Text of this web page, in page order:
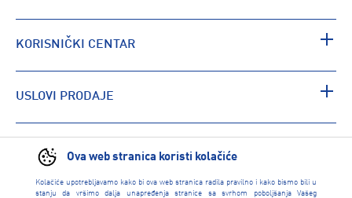
Ova web stranica koristi kolačiće
Kolačiće upotrebljavamo kako bi ova web stranica radila pravilno i kako bismo bili u
stanju da vršimo dalja unapređenja stranice sa svrhom poboljšanja Vašeg
KORISNIČKI CENTAR
USLOVI PRODAJE
PRONAĐI RADNJU